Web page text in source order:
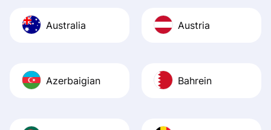
Australia Austria
Azerbaigian Bahrein